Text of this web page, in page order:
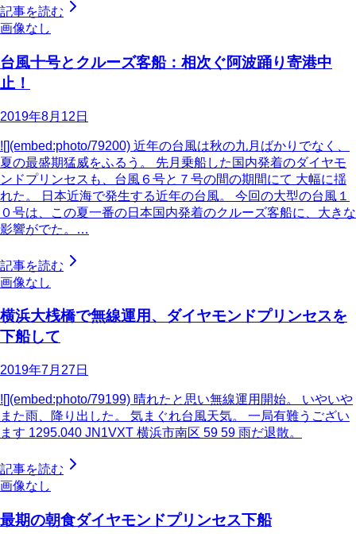
記事を読む
画像なし
台風十号とクルーズ客船：相次ぐ阿波踊り寄港中
止！
2019年8月12日
![](embed:photo/79200) 近年の台風は秋の九月ばかりでなく、
夏の最盛期猛威をふるう。 先月乗船した国内発着のダイヤモ
ンドプリンセスも、台風６号と７号の間の期間にて 大幅に揺
れた。 日本近海で発生する近年の台風。 今回の大型の台風１
０号は、この夏一番の日本国内発着のクルーズ客船に、大きな
影響がでた。…
記事を読む
画像なし
横浜大桟橋で無線運用、ダイヤモンドプリンセスを
下船して
2019年7月27日
![](embed:photo/79199) 晴れたと思い無線運用開始。 いやいや
また雨、降り出した。 気まぐれ台風天気。 一局有難うござい
ます 1295.040 JN1VXT 横浜市南区 59 59 雨だ退散。
記事を読む
画像なし
最期の朝食ダイヤモンドプリンセス下船